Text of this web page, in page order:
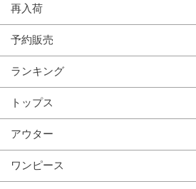
再入荷
予約販売
ランキング
トップス
アウター
ワンピース